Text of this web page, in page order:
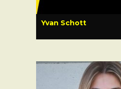
Yvan Schott